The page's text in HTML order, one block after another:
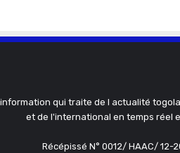
qui traite de l actualité
et de l'international en temps réel
Récépissé N° 0012/ HAAC/ 12-